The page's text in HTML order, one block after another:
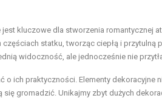
jest kluczowe dla stworzenia romantycznej
statku, tworząc ciepłą i
widoczność, ale jednocześnie nie
o ich praktyczności. Elementy dekoracyjne
gromadzić. Unikajmy zbyt dużych